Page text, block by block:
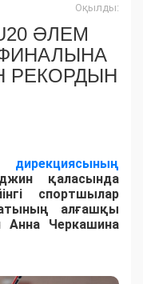
Оқылды:
ӘЛЕМ
РЕКОРДЫН
қаласында
спортшылар
алғашқы
Анна Черкашина